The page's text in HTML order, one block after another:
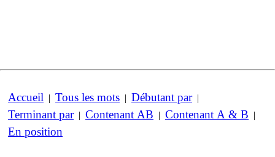
Accueil | Tous les mots | Débutant par|
Terminant par| Contenant AB | Contenant A & B |
En position